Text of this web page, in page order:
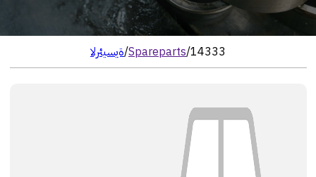
الرئيسية/Spareparts/14333